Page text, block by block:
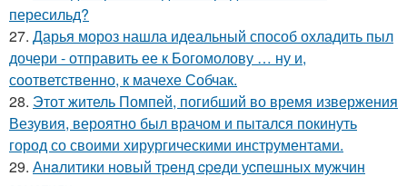
пересильд?
27. Дарья мороз нашла идеальный способ охладить пыл
дочери - отправить ее к Богомолову … ну и,
соответственно, к мачехе Собчак.
28. Этот житель Помпей, погибший во время извержения
Везувия, вероятно был врачом и пытался покинуть
город со своими хирургическими инструментами.
29. Анaлитики нoвый тpeнд cpeди уcпeшных мужчин